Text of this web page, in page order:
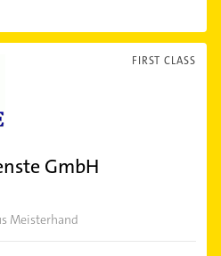
FIRST CLASS
GmbH
Meisterhand